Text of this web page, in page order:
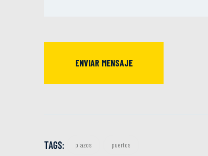
ENVIAR MENSAJE
TAGS: plazos puertos